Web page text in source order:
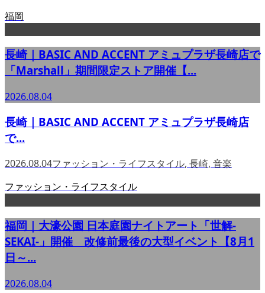
福岡
長崎｜BASIC AND ACCENT アミュプラザ長崎店で
「Marshall」期間限定ストア開催【...
2026.08.04
長崎｜BASIC AND ACCENT アミュプラザ長崎店
で...
2026.08.04ファッション・ライフスタイル, 長崎, 音楽
ファッション・ライフスタイル
福岡｜大濠公園 日本庭園ナイトアート「世解-
SEKAI-」開催 改修前最後の大型イベント【8月1
日～...
2026.08.04